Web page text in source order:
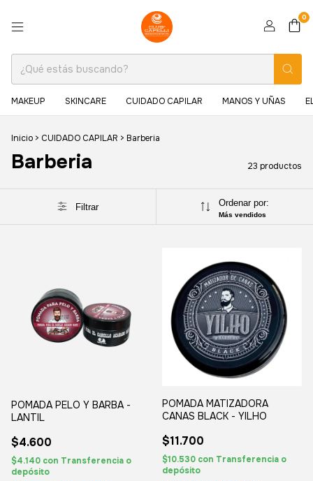
0
MAKEUP SKINCARE CUIDADO CAPILAR MANOS Y UÑAS
Inicio > CUIDADO CAPILAR > Barberia
Barberia 23 productos
Filtrar Ordenar por:
Más vendidos
POMADA PELO Y BARBA -
LANTIL
$4.600
$4.140 con Transferencia o
depósito
POMADA MATIZADORA
CANAS BLACK - YILHO
$11.700
$10.530 con Transferencia o
depósito